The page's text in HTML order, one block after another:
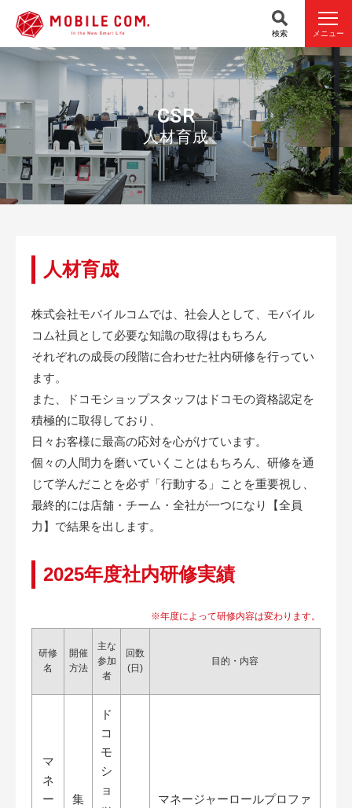
メニュー
検索
CSR
人材育成
人材育成
株式会社モバイルコムでは、社会人として、モバイル
コム社員として必要な知識の取得はもちろん
それぞれの成長の段階に合わせた社内研修を行ってい
ます。
また、ドコモショップスタッフはドコモの資格認定を
積極的に取得しており、
日々お客様に最高の応対を心がけています。
個々の人間力を磨いていくことはもちろん、研修を通
じて学んだことを必ず「行動する」ことを重要視し、
最終的には店舗・チーム・全社が一つになり【全員
力】で結果を出します。
2025年度社内研修実績
※年度によって研修内容は変わります。
研修
名
開催
方法
主な
参加
者
回数
(日)
目的・内容
マ
ネ
ー
集
ド
コ
モ
シ
ョ
マネージャーロールプロファ